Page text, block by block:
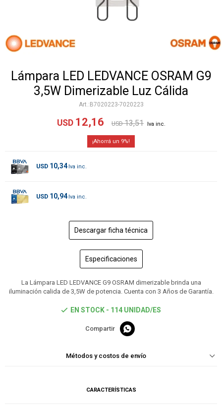
Lámpara LED LEDVANCE OSRAM G9
3,5W Dimerizable Luz Cálida
B7020223-7020223
USD 12,16 USD 13,51
9
USD 10,34
USD 10,94
Descargar ficha técnica
Especificaciones
La Lámpara LED LEDVANCE G9 OSRAM dimerizable brinda una
iluminación calida de 3,5W de potencia. Cuenta con 3 Años de Garantía.
EN STOCK - 114 UNIDAD/ES

Métodos y costos de envío
CARACTERÍSTICAS